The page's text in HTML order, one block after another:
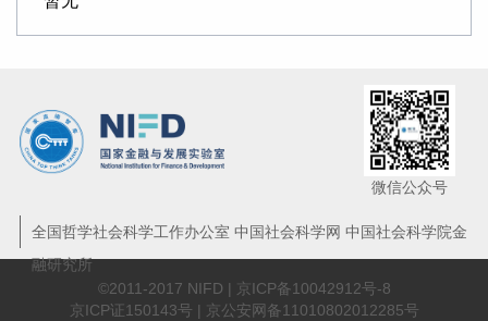
【专家观点】回归本源 促进信托业转型升级
曾刚 杨川：科技金融再思考——技术资产的架构与价值的金融化
新规出台，助力地方AMC规范化专业化发展丨曾刚专栏
曾刚：稳定币发展，长期或推动货币体系向多元资产支撑转变
曾刚专访：做好养老金融产品与服务创新，提升国民养老意识与养老储备
科技金融产品“浅创新”等短板仍需突破
微信公众号
全国哲学社会科学工作办公室 中国社会科学网 中国社会科学院金
融研究所
©2011-2017 NIFD | 京ICP备10042912号-8
京ICP证150143号 | 京公安网备11010802012285号